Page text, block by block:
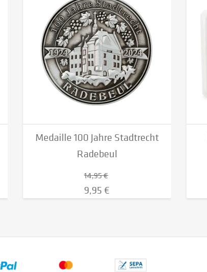
Medaille 100 Jahre Stadtrecht
Radebeul
14,95 €
9,95 €